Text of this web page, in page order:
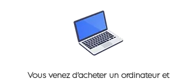
Vous venez d’acheter un ordinateur et